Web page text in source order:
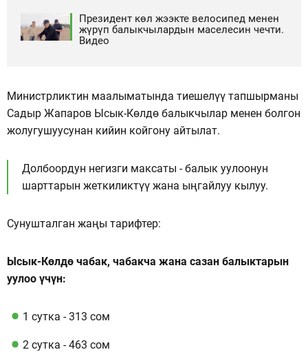
Президент көл жээкте велосипед менен
жүрүп балыкчылардын маселесин чечти.
Видео
Министрликтин маалыматында тиешелүү тапшырманы
Садыр Жапаров Ысык-Көлдө балыкчылар менен болгон
жолугушуусунан кийин койгону айтылат.
Долбоордун негизги максаты - балык уулоонун
шарттарын жеткиликтүү жана ыңгайлуу кылуу.
Сунушталган жаңы тарифтер:
Ысык-Көлдө чабак, чабакча жана сазан балыктарын
уулоо үчүн:
1 сутка - 313 сом
2 сутка - 463 сом